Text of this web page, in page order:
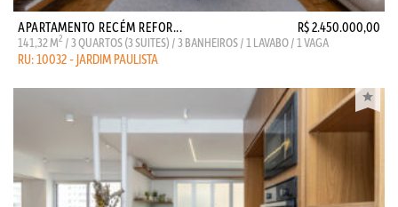
APARTAMENTO RECÉM REFOR... R$ 2.450.000,00
141,32 M2 / 3 QUARTOS (3 SUITES) / 3 BANHEIROS / 1 LAVABO / 1 VAGA
RU: 10032 - JARDIM PAULISTA